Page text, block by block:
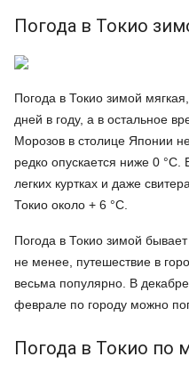
Погода в Токио
Погода в Токио зимой
дней в году, а в остальное
Морозов в столице Японии
редко опускается ниже 0
легких куртках и даже
Токио около + 6 °C.
Погода в Токио зимой
не менее, путешествие в
весьма популярно. В
феврале по городу можно
Погода в Токио по